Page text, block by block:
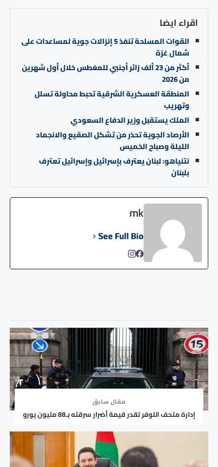
اقراء ايضا
القوات المسلحة تنفذ 5 إنزالات جوية لمساعدات على
شمال غزة
أكثر من 23 ألف زائر أجنبي للمغطس خلال أول شهرين
من 2026
المنطقة العسكرية الشرقية تحبط محاولة تسلل
وتهريب
الملك يستقبل وزير الدفاع السعودي
الأرصاد الجوية تحذر من تشكل الصقيع والانجماد
الليلة وصباح الخميس
نتنياهو: لبنان يعترف بإسرائيل وإسرائيل تعترف
بلبنان
mk
See Full Bio
مقال سابق
إدارة متحف اللوفر تقدر قيمة أضرار سرقته بـ88 مليون يورو